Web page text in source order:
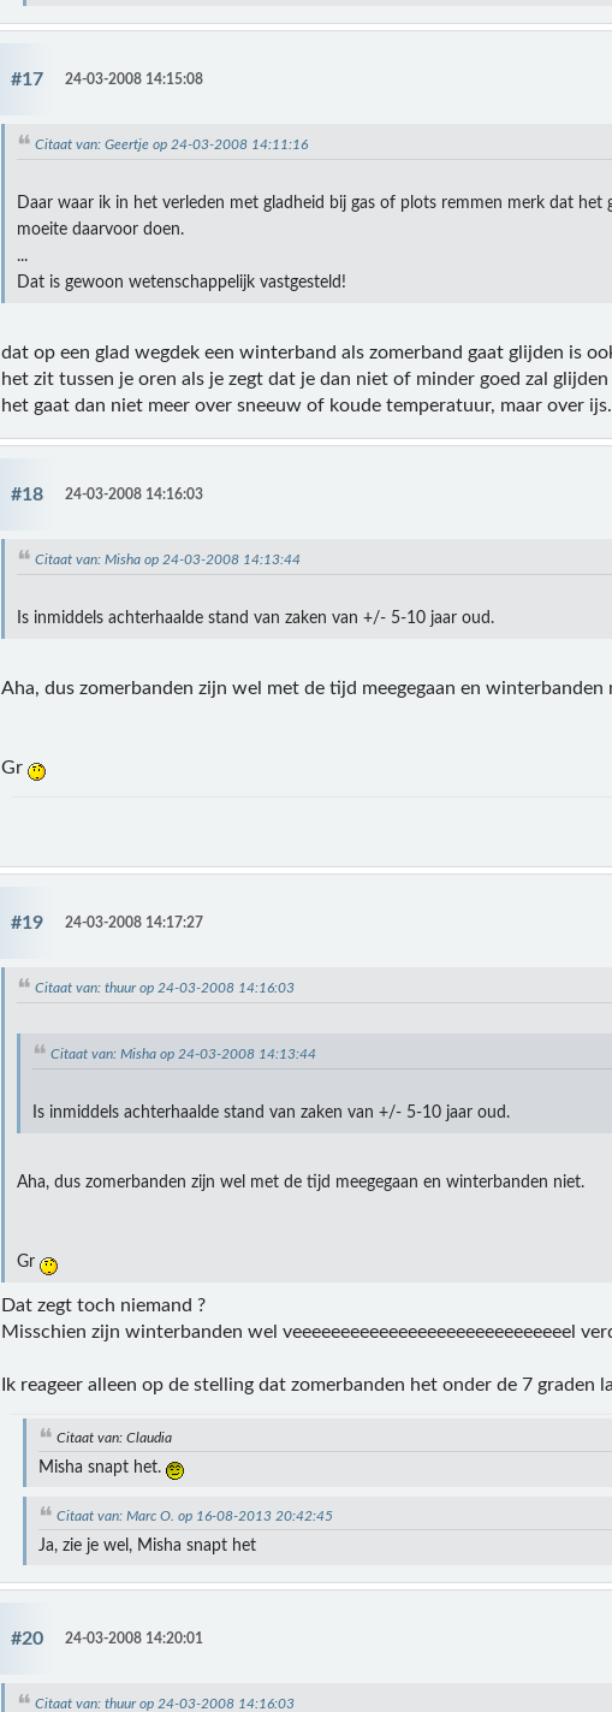
#17 24-03-2008 14:15:08
Citaat van: Geertje op 24-03-2008 14:11:16
Daar waar ik in het verleden met gladheid bij gas of plots remmen merk dat
moeite daarvoor doen.
...
Dat is gewoon wetenschappelijk vastgesteld!
dat op een glad wegdek een winterband als zomerband gaat glijden is
het zit tussen je oren als je zegt dat je dan niet of minder goed zal
het gaat dan niet meer over sneeuw of koude temperatuur, maar over ijs.
#18 24-03-2008 14:16:03
Citaat van: Misha op 24-03-2008 14:13:44
Is inmiddels achterhaalde stand van zaken van +/- 5-10 jaar oud.
Aha, dus zomerbanden zijn wel met de tijd meegegaan en winterbanden
Gr
#19 24-03-2008 14:17:27
Citaat van: thuur op 24-03-2008 14:16:03
Citaat van: Misha op 24-03-2008 14:13:44
Is inmiddels achterhaalde stand van zaken van +/- 5-10 jaar oud.
Aha, dus zomerbanden zijn wel met de tijd meegegaan en winterbanden niet.
Gr
Dat zegt toch niemand ?
Misschien zijn winterbanden wel veeeeeeeeeeeeeeeeeeeeeeeeeeeeel
Ik reageer alleen op de stelling dat zomerbanden het onder de 7
Citaat van: Claudia
Misha snapt het.
Citaat van: Marc O. op 16-08-2013 20:42:45
Ja, zie je wel, Misha snapt het
#20 24-03-2008 14:20:01
Citaat van: thuur op 24-03-2008 14:16:03